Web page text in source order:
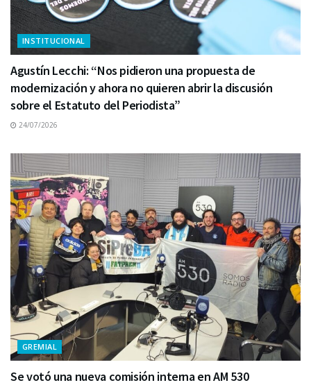
INSTITUCIONAL
Agustín Lecchi: “Nos pidieron una propuesta de
modernización y ahora no quieren abrir la discusión
sobre el Estatuto del Periodista”
24/07/2026
GREMIAL
Se votó una nueva comisión interna en AM 530